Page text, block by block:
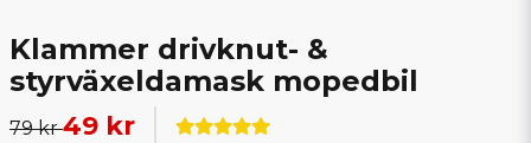
Klammer drivknut- &
styrväxeldamask mopedbil
79 kr49 kr